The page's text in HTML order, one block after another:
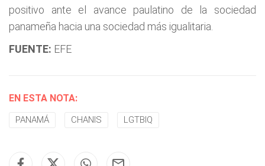
positivo ante el avance paulatino de la sociedad
panameña hacia una sociedad más igualitaria.
FUENTE: EFE
EN ESTA NOTA:
PANAMÁ CHANIS LGTBIQ